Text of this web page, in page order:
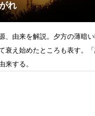
れ
、由来を解説。夕方の薄暗
衰え始めたところも表す。
来する。